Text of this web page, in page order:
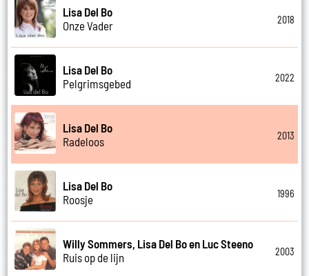
Lisa Del Bo
Onze Vader
2018
Lisa Del Bo
Pelgrimsgebed
2022
Lisa Del Bo
Radeloos
2013
Lisa Del Bo
Roosje
1996
Willy Sommers, Lisa Del Bo en Luc Steeno
Ruis op de lijn
2003